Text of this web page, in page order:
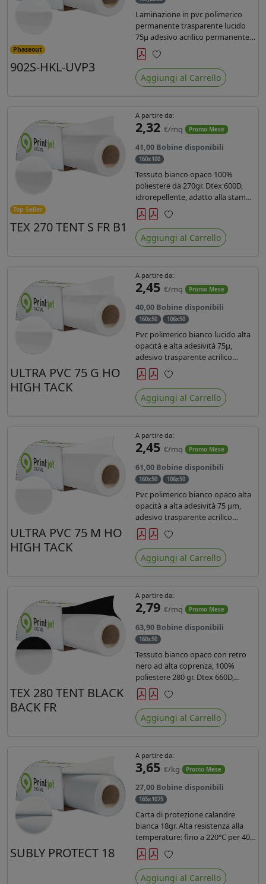
Phaseout
902S-HKL-UVP3
Laminazione in pvc polimerico
permanente trasparente lucido
75µ adesivo acrilico permanente
durata 5 anni con filtro uv, carta
kraft. Ideale per stampe con
inchiostro ecosolvente, UV e latex.
Preferiti
Aggiungi al Carrello
Top Seller
TEX 270 TENT S FR B1
A partire da:
2,32 €/mq Promo Mese
41,00 Bobine disponibili
160x100
Tessuto bianco opaco 100%
poliestere da 270gr. Dtex 600D,
idrorepellente, adatto alla stampa
solvente, ecosolvente, uv, latex (di
terza generazione). Ideale per
tende ,coperture gazebo, prodotti
gonfiabili o cuscini di
Preferiti
Aggiungi al Carrello
ULTRA PVC 75 G HO
HIGH TACK
A partire da:
2,45 €/mq Promo Mese
40,00 Bobine disponibili
160x50 106x50
Pvc polimerico bianco lucido alta
opacità e alta adesività 75µ,
adesivo trasparente acrilico
hotmelt permanente, durata 5-7
anni, liner 140gr PE su entrambi
lati. Prestazioni di alto livello.
Dotato di certificato ignifugo
Preferiti
Aggiungi al Carrello
ULTRA PVC 75 M HO
HIGH TACK
A partire da:
2,45 €/mq Promo Mese
61,00 Bobine disponibili
160x50 106x50
Pvc polimerico bianco opaco alta
opacità a alta adesività 75 µm,
adesivo trasparente acrilico
hotmelt permanente, durata 5-7
anni liner 140gr PE su entrambi
lati. Dotato di certificato ignifugo
Bs1d0.
Preferiti
Aggiungi al Carrello
TEX 280 TENT BLACK
BACK FR
A partire da:
2,79 €/mq Promo Mese
63,90 Bobine disponibili
160x50
Tessuto bianco opaco con retro
nero ad alta coprenza, 100%
poliestere 280 gr. Dtex 660D,
idrorepellente, adatto alla stampa
sublimatica indiretta. Ideale per
tende ,coperture gazebo, prodotti
gonfiabili o cuscini di
Preferiti
Aggiungi al Carrello
SUBLY PROTECT 18
A partire da:
3,65 €/kg Promo Mese
27,00 Bobine disponibili
165x1075
Carta di protezione calandre
bianca 18gr. Alta resistenza alla
temperature: fino a 220°C per 40
secondi. Lunghezza 1075 mtl,
peso kg 35, diam. 20cm.
Preferiti
Aggiungi al Carrello